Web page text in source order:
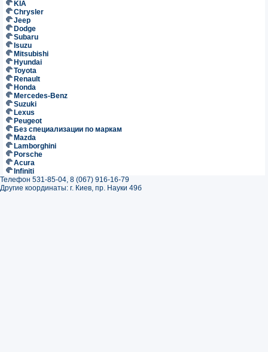
KIA
Chrysler
Jeep
Dodge
Subaru
Isuzu
Mitsubishi
Hyundai
Toyota
Renault
Honda
Mercedes-Benz
Suzuki
Lexus
Peugeot
Без специализации по маркам
Mazda
Lamborghini
Porsche
Acura
Infiniti
Телефон 531-85-04, 8 (067) 916-16-79
Другие координаты: г. Киев, пр. Науки 49б